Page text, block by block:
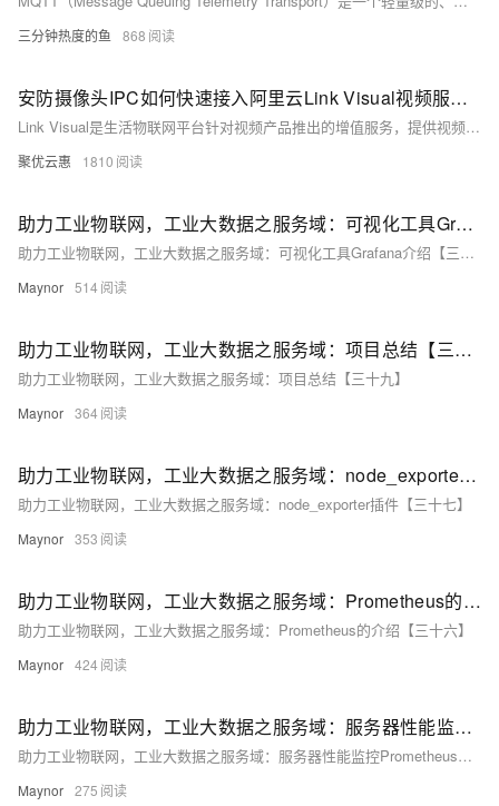
三分钟热度的鱼 868
安防摄像头IPC如何快速接入阿里云Link Visual视频服务(阿里云生活物联网)
Link Visual是生活物联网平台针对视频产品推出的增值服务，提供视频数据上云、存储、转发、AI计算等能力。 大白话就是：通过阿里云的Link Visual视频服务，可以让你的IPC摄像头设备完成上云功能，并快速实现如下功能介绍中的功能。其中可以享受阿里云P2P协议支持，帮助企业节省流量服务器流量带宽。
聚优云惠 1810
助力工业物联网，工业大数据之服务域：可视化工具Grafana介绍【三十八】
助力工业物联网，工业大数据之服务域：可视化工具Grafana介绍【三十八】
Maynor 514
助力工业物联网，工业大数据之服务域：项目总结【三十九】
助力工业物联网，工业大数据之服务域：项目总结【三十九】
Maynor 364
助力工业物联网，工业大数据之服务域：node_exporter插件【三十七】
助力工业物联网，工业大数据之服务域：node_exporter插件【三十七】
Maynor 353
助力工业物联网，工业大数据之服务域：Prometheus的介绍【三十六】
助力工业物联网，工业大数据之服务域：Prometheus的介绍【三十六】
Maynor 424
助力工业物联网，工业大数据之服务域：服务器性能监控Prometheus及项目总结【三十五】
助力工业物联网，工业大数据之服务域：服务器性能监控Prometheus及项目总结【三十五】
Maynor 275